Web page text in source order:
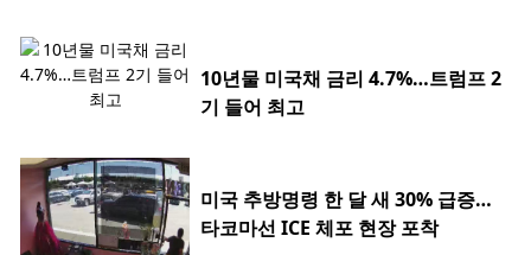
10년물 미국채 금리 4.7%…트럼프 2
기 들어 최고
미국 추방명령 한 달 새 30% 급증…
타코마선 ICE 체포 현장 포착